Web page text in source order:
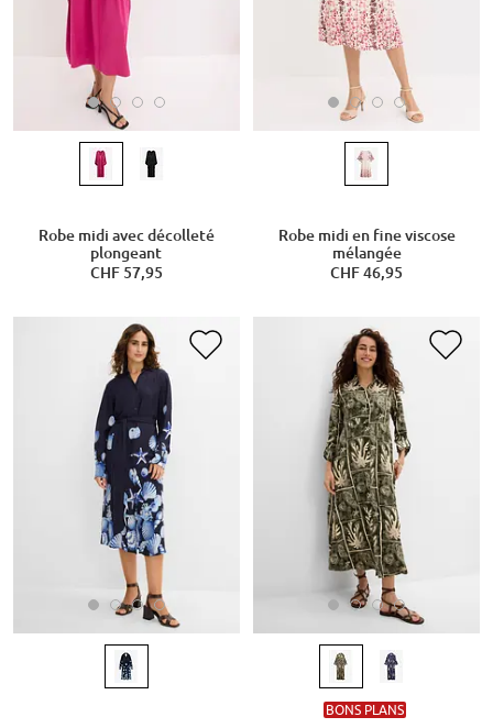
Robe midi avec décolleté
plongeant
CHF 57,95
Robe midi en fine viscose
mélangée
CHF 46,95
BONS PLANS